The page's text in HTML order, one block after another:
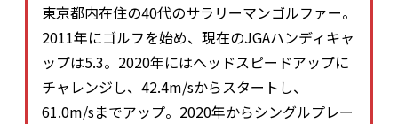
東京都内在住の40代のサラリーマンゴルファー。
2011年にゴルフを始め、現在のJGAハンディキャ
ップは5.3。2020年にはヘッドスピードアップに
チャレンジし、42.4m/sからスタートし、
61.0m/sまでアップ。2020年からシングルプレー